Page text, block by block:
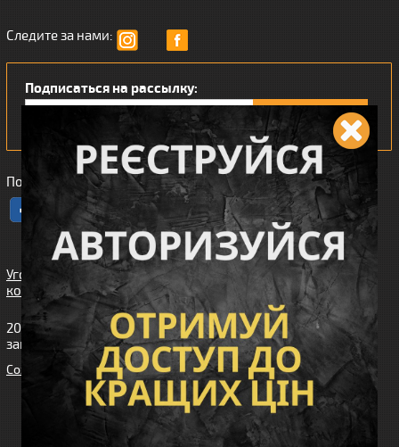
Следите за нами:
Подписаться на рассылку:
Понравился наш интернет магазин?
Угода
користувача
2010-2026 интернет-магазин Wiking™ (Викинг). Все права
защищены.
Cоздание сайта